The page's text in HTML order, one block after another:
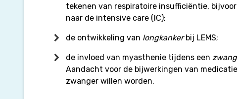
tekenen van respiratoire insufficiëntie,
naar de intensive care (IC);
de ontwikkeling van longkankerbij LEMS;
de invloed van myasthenie tijdens een
Aandacht voor de bijwerkingen van
zwanger willen worden.